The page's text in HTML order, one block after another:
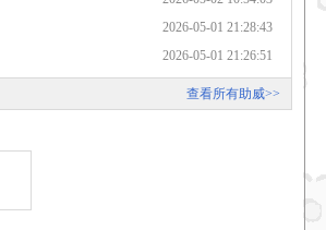
2026-05-01 21:28:43
2026-05-01 21:26:51
查看所有助威>>